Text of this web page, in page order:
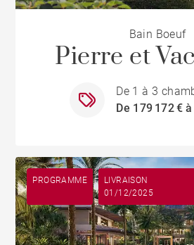
Bain Boeuf
Pierre et
De 1 à 3
De 179 172 €
PROGRAMME
LIVRAISON
01/12/2025